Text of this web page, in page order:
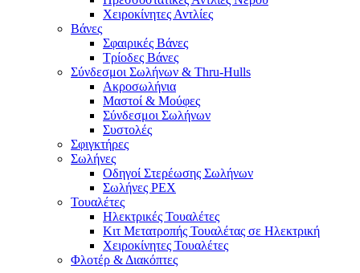
Χειροκίνητες Αντλίες
Βάνες
Σφαιρικές Βάνες
Τρίοδες Βάνες
Σύνδεσμοι Σωλήνων & Thru-Hulls
Ακροσωλήνια
Μαστοί & Μούφες
Σύνδεσμοι Σωλήνων
Συστολές
Σφιγκτήρες
Σωλήνες
Οδηγοί Στερέωσης Σωλήνων
Σωλήνες PEX
Τουαλέτες
Ηλεκτρικές Τουαλέτες
Κιτ Μετατροπής Τουαλέτας σε Ηλεκτρική
Χειροκίνητες Τουαλέτες
Φλοτέρ & Διακόπτες